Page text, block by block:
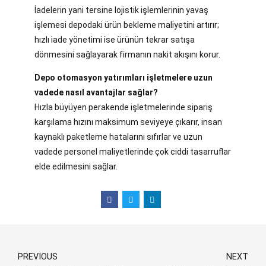
İadelerin yani tersine lojistik işlemlerinin yavaş
işlemesi depodaki ürün bekleme maliyetini artırır;
hızlı iade yönetimi ise ürünün tekrar satışa
dönmesini sağlayarak firmanın nakit akışını korur.
Depo otomasyon yatırımları işletmelere uzun
vadede nasıl avantajlar sağlar?
Hızla büyüyen perakende işletmelerinde sipariş
karşılama hızını maksimum seviyeye çıkarır, insan
kaynaklı paketleme hatalarını sıfırlar ve uzun
vadede personel maliyetlerinde çok ciddi tasarruflar
elde edilmesini sağlar.
PREVIOUS NEXT